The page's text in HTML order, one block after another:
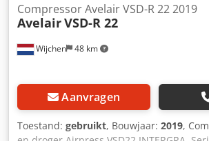
Wijchen 48 km
Compressor Avelair VSD-R 22 2019
AvelairVSD-R 22
Aanvragen
Toestand: gebruikt, Bouwjaar: 2019,